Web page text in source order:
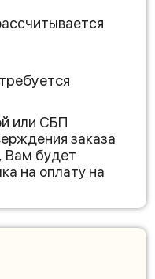
или СБП
заказа
будет
на оплату на